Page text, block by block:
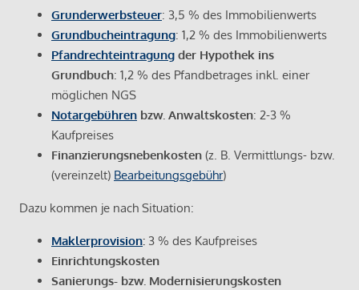
Grunderwerbsteuer: 3,5 % des Immobilienwerts
Grundbucheintragung: 1,2 % des Immobilienwerts
Pfandrechteintragung der Hypothek ins
Grundbuch: 1,2 % des Pfandbetrages inkl. einer
möglichen NGS
Notargebühren bzw. Anwaltskosten: 2-3 %
Kaufpreises
Finanzierungsnebenkosten (z. B. Vermittlungs- bzw.
(vereinzelt) Bearbeitungsgebühr)
Dazu kommen je nach Situation:
Maklerprovision: 3 % des Kaufpreises
Einrichtungskosten
Sanierungs- bzw. Modernisierungskosten